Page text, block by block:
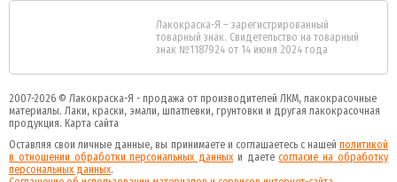
Лакокраска-Я – зарегистрированный
товарный знак. Свидетельство на товарный
знак №1187924 от 14 июня 2024 года
2007-2026 © Лакокраска-Я - продажа от производителей ЛКМ, лакокрасочные
материалы. Лаки, краски, эмали, шпатлевки, грунтовки и другая лакокрасочная
продукция. Карта сайта
Оставляя свои личные данные, вы принимаете и соглашаетесь с нашей политикой
в отношении обработки персональных данных и даетеcогласие на обработку
персональных данных.